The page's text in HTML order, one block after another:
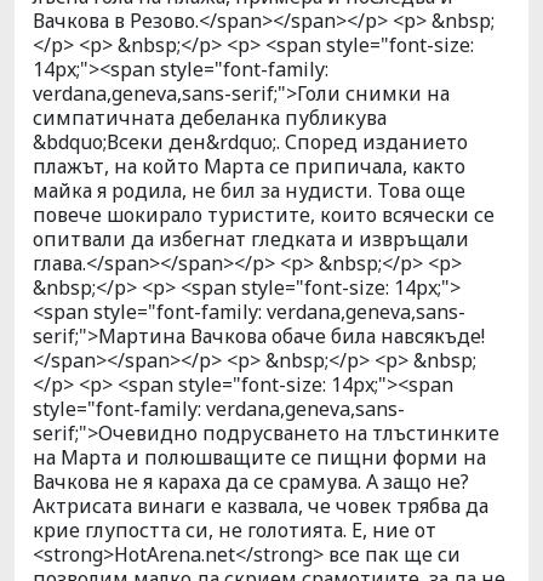
Вачкова в Резово.</span></span></p> <p> &nbsp;
</p> <p> &nbsp;</p> <p> <span style="font-size:
14px;"><span style="font-family:
verdana,geneva,sans-serif;">Голи снимки на
симпатичната дебеланка публикува
&bdquo;Всеки ден&rdquo;. Според изданието
плажът, на който Марта се припичала, както
майка я родила, не бил за нудисти. Това още
повече шокирало туристите, които всячески се
опитвали да избегнат гледката и извръщали
глава.</span></span></p> <p> &nbsp;</p> <p>
&nbsp;</p> <p> <span style="font-size: 14px;">
<span style="font-family: verdana,geneva,sans-
serif;">Мартина Вачкова обаче била навсякъде!
</span></span></p> <p> &nbsp;</p> <p> &nbsp;
</p> <p> <span style="font-size: 14px;"><span
style="font-family: verdana,geneva,sans-
serif;">Очевидно подрусването на тлъстинките
на Марта и полюшващите се пищни форми на
Вачкова не я караха да се срамува. А защо не?
Актрисата винаги е казвала, че човек трябва да
крие глупостта си, не голотията. Е, ние от
<strong>HotArena.net</strong> все пак ще си